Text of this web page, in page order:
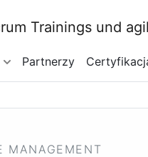
Partnerzy
MANAGEMENT